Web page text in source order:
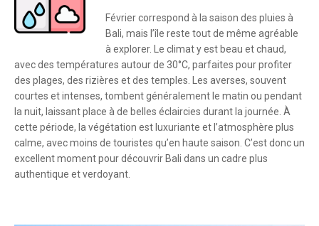
Février correspond à la saison des pluies à
Bali, mais l’île reste tout de même agréable
à explorer. Le climat y est beau et chaud,
avec des températures autour de 30°C, parfaites pour profiter
des plages, des rizières et des temples. Les averses, souvent
courtes et intenses, tombent généralement le matin ou pendant
la nuit, laissant place à de belles éclaircies durant la journée. À
cette période, la végétation est luxuriante et l’atmosphère plus
calme, avec moins de touristes qu’en haute saison. C’est donc un
excellent moment pour découvrir Bali dans un cadre plus
authentique et verdoyant.